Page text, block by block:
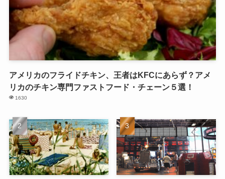
アメリカのフライドチキン、王者はKFCにあらず？アメ
リカのチキン専門ファストフード・チェーン５選！
1630